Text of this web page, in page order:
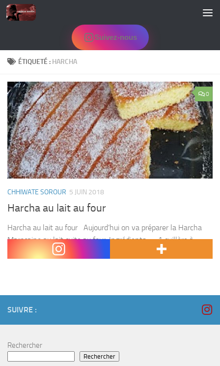
Skip to content
Suivez-nous
ÉTIQUETÉ : HARCHA
0
CHHIWATE SOROUR 5 JUIN 2018
Harcha au lait au four
Harcha au lait au four Aujourd’hui on va préparer la Harcha
Marocaine au lait cuite au four. Ingrédients : – 1 cuillère à
soupe Noix de coco – Un verre sucre semoule –...
SUIVRE :
Rechercher
Rechercher